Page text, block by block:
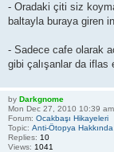
- Oradaki çiti siz
baltayla buraya giren
- Sadece cafe olarak
gibi çalışanlar da
by Darkgnome
Mon Dec 27, 2010 10:39 am
Forum: Ocakbaşı Hikayeleri
Topic: Anti-Ötopya Hakkında
Replies: 10
Views: 1041